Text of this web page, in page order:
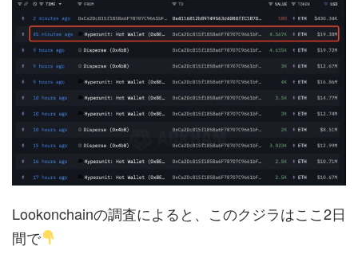
Lookonchainの調査によると、このクジラはここ2日
間で